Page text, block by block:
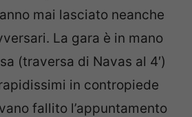
mai lasciato neanche
La gara è in mano
(traversa di Navas al 4′)
in contropiede
fallito l’appuntamento